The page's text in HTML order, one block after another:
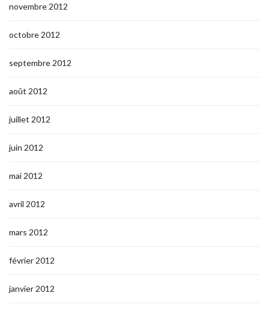
novembre 2012
octobre 2012
septembre 2012
août 2012
juillet 2012
juin 2012
mai 2012
avril 2012
mars 2012
février 2012
janvier 2012